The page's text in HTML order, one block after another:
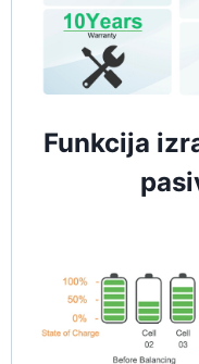
Funkcija